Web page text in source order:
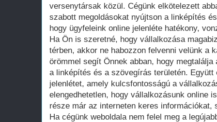
versenytársak közül. Cégünk elkötelezett
szabott megoldásokat nyújtson a linképítés
hogy ügyfeleink online jelenléte hatékony,
Ha Ön is szeretné, hogy vállalkozása
térben, akkor ne habozzon felvenni velünk a
örömmel segít Önnek abban, hogy megtalálja
a linképítés és a szövegírás területén.
jelenlétet, amely kulcsfontosságú a
elengedhetetlen, hogy vállalkozásunk online
része már az interneten keres információkat,
Ha cégünk weboldala nem felel meg a